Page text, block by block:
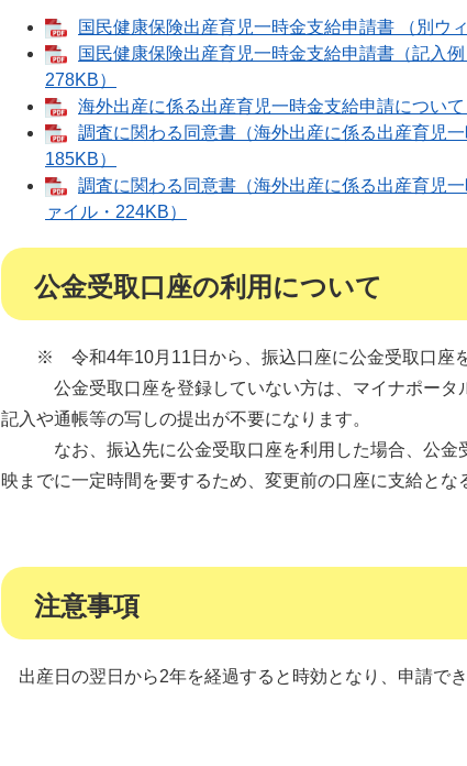
国民健康保険出産育児一時金支給申請書 （別ウ
国民健康保険出産育児一時金支給申請書（記入
278KB）
海外出産に係る出産育児一時金支給申請につい
調査に関わる同意書（海外出産に係る出産育児
185KB）
調査に関わる同意書（海外出産に係る出産育児
ァイル・224KB）
公金受取口座の利用について
※ 令和4年10月11日から、振込口座に公金受取口座を
公金受取口座を登録していない方は、マイナポータ
記入や通帳等の写しの提出が不要になります。
なお、振込先に公金受取口座を利用した場合、公金受
映までに一定時間を要するため、変更前の口座に支給とな
注意事項
出産日の翌日から2年を経過すると時効となり、申請で